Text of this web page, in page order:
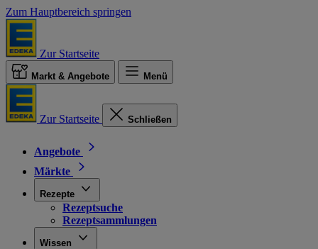
Zum Hauptbereich springen
Zur Startseite
Markt & Angebote Menü
Zur Startseite Schließen
Angebote
Märkte
Rezepte
Rezeptsuche
Rezeptsammlungen
Wissen